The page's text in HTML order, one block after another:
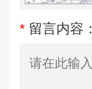
* 留言内容：